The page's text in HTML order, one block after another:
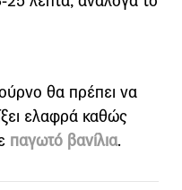
θα πρέπει να
ελαφρά καθώς
παγωτό βανίλια.